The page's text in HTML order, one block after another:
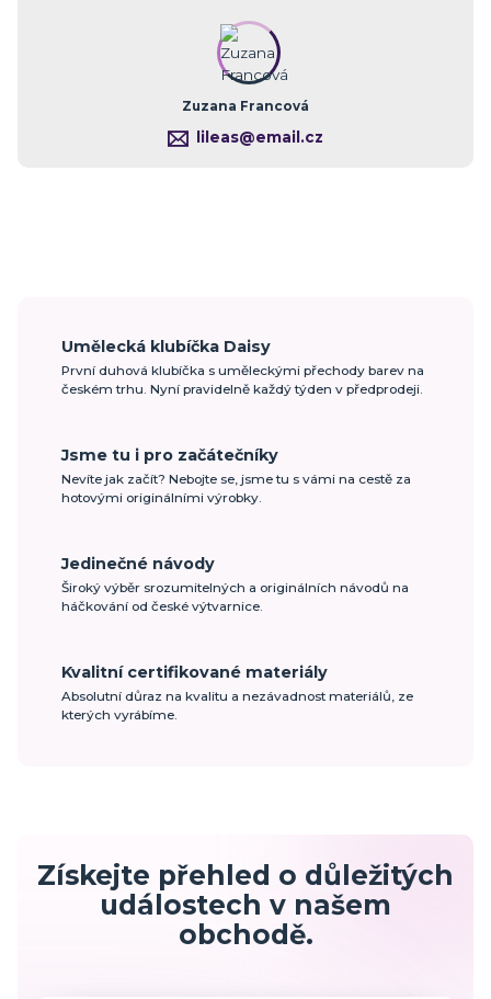
Zuzana Francová
lileas@email.cz
Umělecká klubíčka Daisy
První duhová klubíčka s uměleckými přechody barev na
českém trhu. Nyní pravidelně každý týden v předprodeji.
Jsme tu i pro začátečníky
Nevíte jak začít? Nebojte se, jsme tu s vámi na cestě za
hotovými originálními výrobky.
Jedinečné návody
Široký výběr srozumitelných a originálních návodů na
háčkování od české výtvarnice.
Kvalitní certifikované materiály
Absolutní důraz na kvalitu a nezávadnost materiálů, ze
kterých vyrábíme.
Získejte přehled o důležitých
událostech v našem
obchodě.